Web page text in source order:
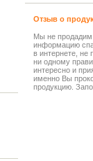
Отзыв о
Мы не
информацию
в интернете, не
ни одному
интересно и
именно Вы
продукцию.